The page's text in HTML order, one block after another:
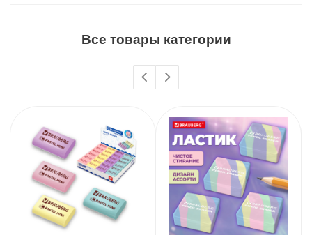
Все товары категории